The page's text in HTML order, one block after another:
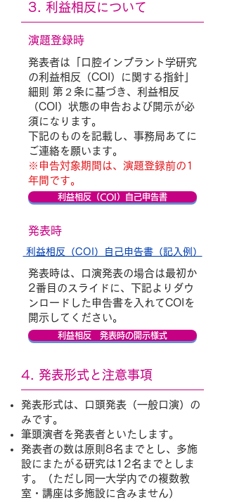
3. 利益相反について
演題登録時
発表者は「口腔インプラント学研究
の利益相反（COI）に関する指針」
細則 第２条に基づき、利益相反
（COI）状態の申告および開示が必
須になります。
下記のものを記載し、事務局あてに
ご連絡を願います。
※申告対象期間は、演題登録前の1
年間です。
利益相反（COI）自己申告書
発表時
利益相反（COI）自己申告書（記入例）
発表時は、口演発表の場合は最初か
2番目のスライドに、下記よりダウ
ンロードした申告書を入れてCOIを
開示してください。
利益相反 発表時の開示様式
4. 発表形式と注意事項
発表形式は、口頭発表（一般口演）の
みです。
筆頭演者を発表者といたします。
発表者の数は原則8名までとし、多施
設にまたがる研究は12名までとしま
す。（ただし同一大学内での複数教
室・講座は多施設に含みません）